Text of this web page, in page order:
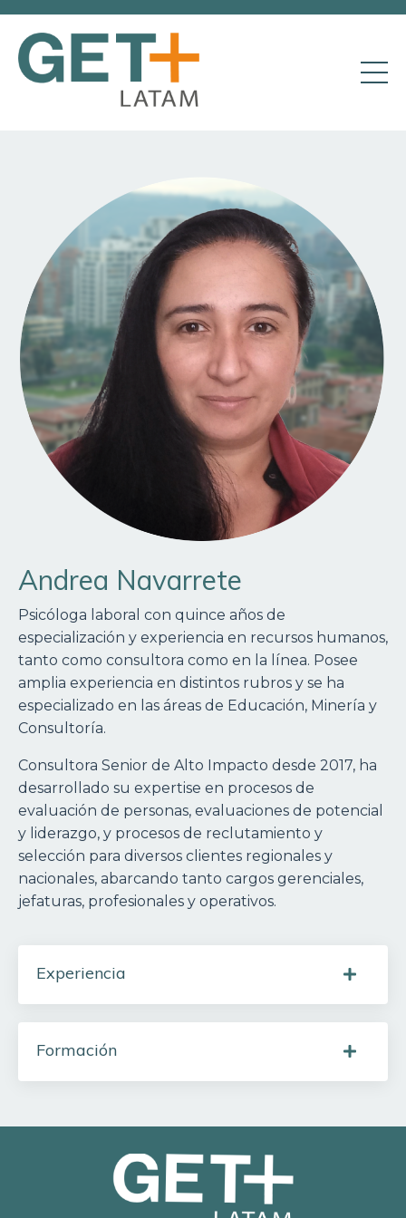
Andrea Navarrete
Psicóloga laboral con quince años de
especialización y experiencia en recursos humanos,
tanto como consultora como en la línea. Posee
amplia experiencia en distintos rubros y se ha
especializado en las áreas de Educación, Minería y
Consultoría.
Consultora Senior de Alto Impacto desde 2017, ha
desarrollado su expertise en procesos de
evaluación de personas, evaluaciones de potencial
y liderazgo, y procesos de reclutamiento y
selección para diversos clientes regionales y
nacionales, abarcando tanto cargos gerenciales,
jefaturas, profesionales y operativos.
Experiencia
Formación